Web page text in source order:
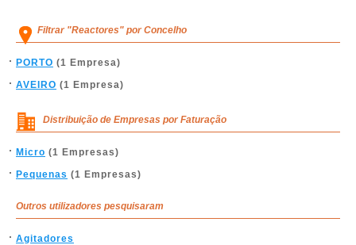
Filtrar "Reactores" por Concelho
PORTO (1 Empresa)
AVEIRO (1 Empresa)
Distribuição de Empresas por Faturação
Micro (1 Empresas)
Pequenas (1 Empresas)
Outros utilizadores pesquisaram
Agitadores